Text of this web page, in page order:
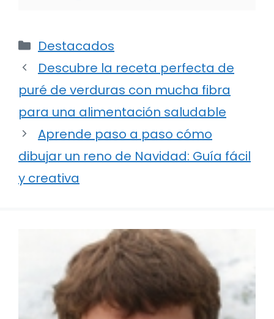
Categorías
Destacados
Descubre la receta perfecta de
puré de verduras con mucha fibra
para una alimentación saludable
Aprende paso a paso cómo
dibujar un reno de Navidad: Guía fácil
y creativa